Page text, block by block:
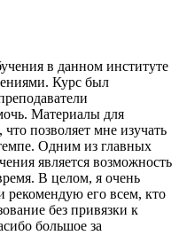
в данном институте
Курс был
Материалы для
позволяет мне изучать
Одним из главных
является возможность
В целом, я очень
рекомендую его всем, кто
без привязки к
большое за